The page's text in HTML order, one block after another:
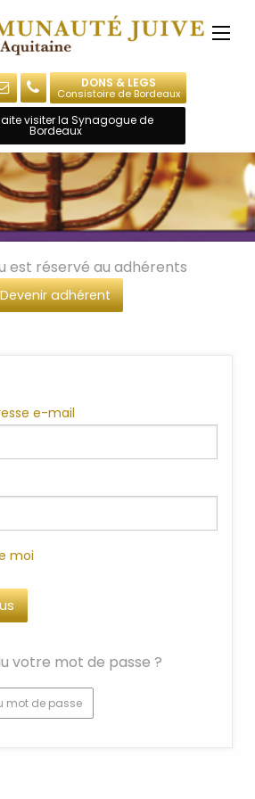
DONS & LEGS
Consistoire de Bordeaux
visiter la Synagogue de
Bordeaux
est réservé au adhérents
Devenir adhérent
e-mail
moi
votre mot de passe ?
mot de passe